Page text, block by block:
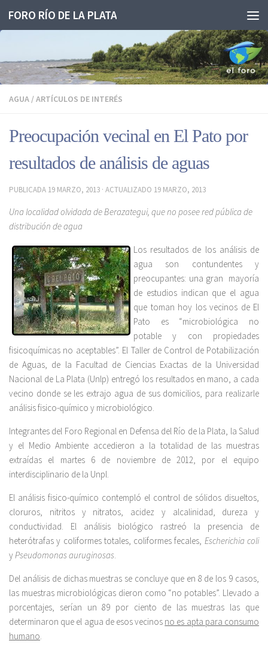
Saltar al contenido
FORO RÍO DE LA PLATA
AGUA /ARTÍCULOS DE INTERÉS
Preocupación vecinal en El Pato por
resultados de análisis de aguas
PUBLICADA 19 MARZO, 2013 · ACTUALIZADO 19 MARZO, 2013
Una localidad olvidada de Berazategui, que no posee red pública de
distribución de agua
Los resultados de los análisis de
agua son contundentes y
preocupantes: una gran mayoría
de estudios indican que el agua
que toman hoy los vecinos de El
Pato es “microbiológica no
potable y con propiedades
fisicoquímicas no aceptables”. El Taller de Control de Potabilización
de Aguas, de la Facultad de Ciencias Exactas de la Universidad
Nacional de La Plata (Unlp) entregó los resultados en mano, a cada
vecino donde se les extrajo agua de sus domicilios, para realizarle
análisis fisico-químico y microbiológico.
Integrantes del Foro Regional en Defensa del Río de la Plata, la Salud
y el Medio Ambiente accedieron a la totalidad de las muestras
extraídas el martes 6 de noviembre de 2012, por el equipo
interdisciplinario de la Unpl.
El análisis fisico-químico contempló el control de sólidos disueltos,
cloruros, nitritos y nitratos, acidez y alcalinidad, dureza y
conductividad. El análisis biológico rastreó la presencia de
heterótrafas y coliformes totales, coliformes fecales, Escherichia coli
yPseudomonas auruginosas.
Del análisis de dichas muestras se concluye que en 8 de los 9 casos,
las muestras microbiológicas dieron como “no potables”. Llevado a
porcentajes, serían un 89 por ciento de las muestras las que
determinaron que el agua de esos vecinos no es apta para consumo
humano.